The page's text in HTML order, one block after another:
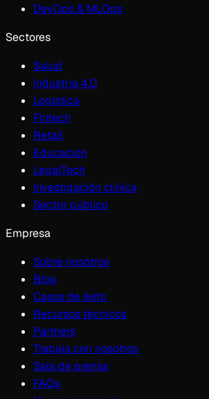
DevOps & MLOps
Sectores
Salud
Industria 4.0
Logística
Fintech
Retail
Educación
LegalTech
Investigación clínica
Sector público
Empresa
Sobre nosotros
Blog
Casos de éxito
Recursos técnicos
Partners
Trabaja con nosotros
Sala de prensa
FAQs